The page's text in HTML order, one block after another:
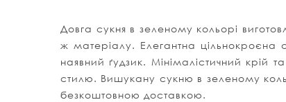
Довга сукня в зеленому кольорі
ж матеріалу. Елегантна цільнокроєна
наявний ґудзик. Мінімалістичний
стилю. Вишукану сукню в зеленому
безкоштовною доставкою.